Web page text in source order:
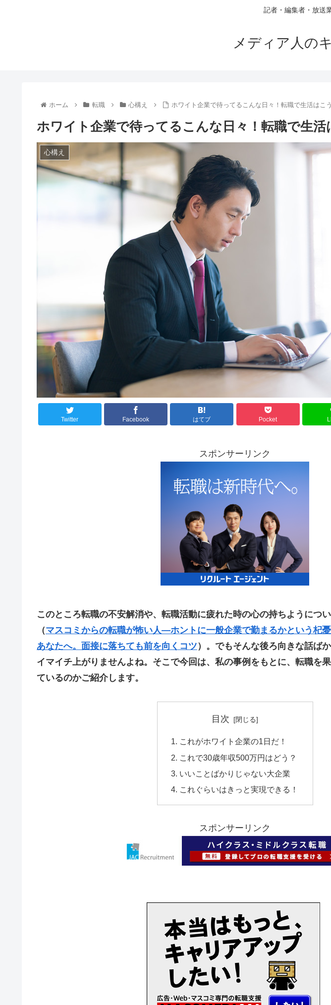
記者・編集者・放送
メディア人の
ホーム 転職 心構え ホワイト企業で待ってるこんな日々！転職で生活はこ
ホワイト企業で待ってるこんな日々！転職で生活
心構え
Twitter Facebook はてブ Pocket
スポンサーリンク
このところ転職の不安解消や、転職活動に疲れた時の心の持ちようにつ
（マスコミからの転職が怖い人—ホントに一般企業で勤まるかという杞憂
あなたへ。面接に落ちても前を向くコツ）。でもそんな後ろ向きな話ば
イマイチ上がりませんよね。そこで今回は、私の事例をもとに、転職を
ているのかご紹介します。
目次
これがホワイト企業の1日だ！
これで30歳年収500万円はどう？
いいことばかりじゃない大企業
これぐらいはきっと実現できる！
スポンサーリンク